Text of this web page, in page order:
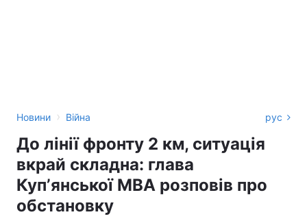
Новини › Війна рус
До лінії фронту 2 км, ситуація
вкрай складна: глава
Купʼянської МВА розповів про
обстановку